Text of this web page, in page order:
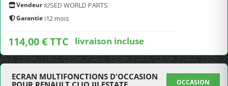
Vendeur :USED WORLD PARTS
Garantie :12 mois
114,00 € TTC livraison incluse
ECRAN MULTIFONCTIONS D'OCCASION
OCCASION